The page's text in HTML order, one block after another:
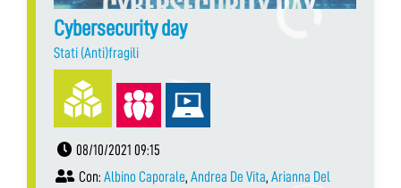
Cybersecurity day
Stati (Anti)fragili
08/10/2021 09:15
Con: Albino Caporale, Andrea De Vita, Arianna Del